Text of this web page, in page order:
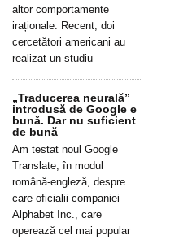
altor comportamente
iraționale. Recent, doi
cercetători americani au
realizat un studiu
„Traducerea neurală”
introdusă de Google e
bună. Dar nu suficient
de bună
Am testat noul Google
Translate, în modul
română-engleză, despre
care oficialii companiei
Alphabet Inc., care
operează cel mai popular